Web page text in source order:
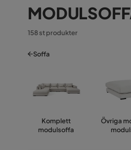
158 st produkter
Soffa
Komplett
modulsoffa
Övriga